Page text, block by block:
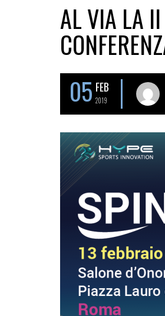
AL VIA LA II
05 FEB
2019